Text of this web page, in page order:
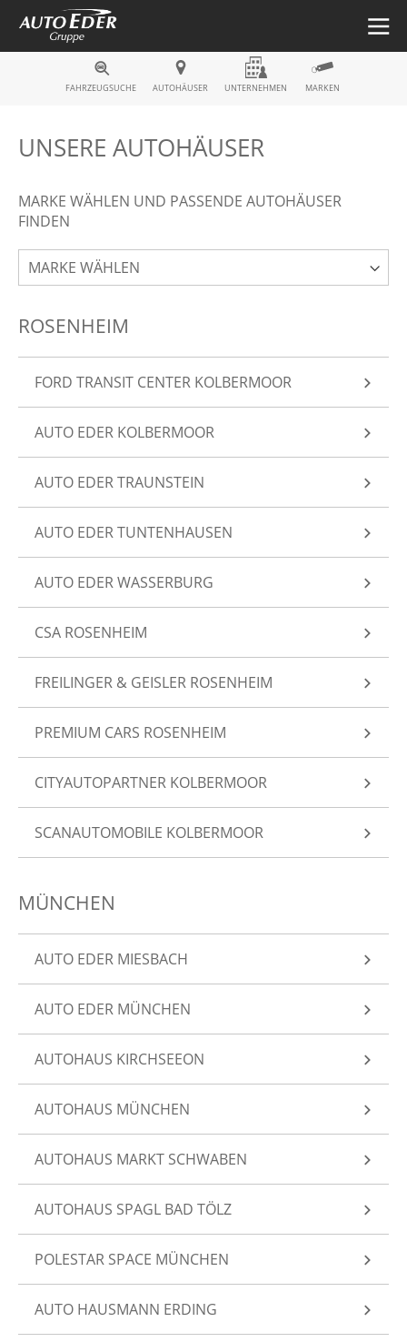
Fahrzeugsuche
FAHRZEUGSUCHE AUTOHÄUSER UNTERNEHMEN MARKEN
UNSERE AUTOHÄUSER
MARKE WÄHLEN UND PASSENDE AUTOHÄUSER
FINDEN
ROSENHEIM
FORD TRANSIT CENTER KOLBERMOOR
AUTO EDER KOLBERMOOR
AUTO EDER TRAUNSTEIN
AUTO EDER TUNTENHAUSEN
AUTO EDER WASSERBURG
CSA ROSENHEIM
FREILINGER & GEISLER ROSENHEIM
PREMIUM CARS ROSENHEIM
CITYAUTOPARTNER KOLBERMOOR
SCANAUTOMOBILE KOLBERMOOR
MÜNCHEN
AUTO EDER MIESBACH
AUTO EDER MÜNCHEN
AUTOHAUS KIRCHSEEON
AUTOHAUS MÜNCHEN
AUTOHAUS MARKT SCHWABEN
AUTOHAUS SPAGL BAD TÖLZ
POLESTAR SPACE MÜNCHEN
AUTO HAUSMANN ERDING